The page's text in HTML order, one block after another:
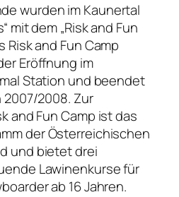
wurden im Kaunertal
mit dem „Risk and Fun
Risk and Fun Camp
Eröffnung im
Station und beendet
2007/2008. Zur
and Fun Camp ist das
der Österreichischen
und bietet drei
Lawinenkurse für
ab 16 Jahren.